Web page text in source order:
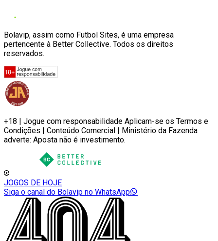
Bolavip, assim como Futbol Sites, é uma empresa
pertencente à Better Collective. Todos os direitos
reservados.
+18 | Jogue com responsabilidade Aplicam-se os Termos e
Condições | Conteúdo Comercial | Ministério da Fazenda
adverte: Aposta não é investimento.
JOGOS DE HOJE
Siga o canal do Bolavip no WhatsApp